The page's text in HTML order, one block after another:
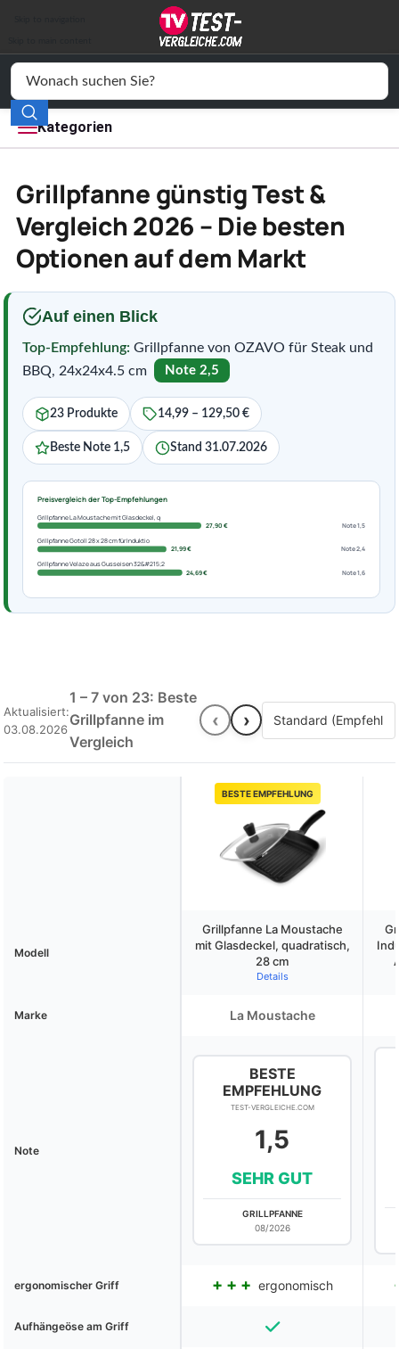
Kategorien
Elektronik
Freizeit
Wohnen
Service
Grillpfanne günstig Test &
Vergleich 2026 – Die besten
Optionen auf dem Markt
Auf einen Blick
Top-Empfehlung: Grillpfanne von OZAVO für Steak und
BBQ, 24x24x4.5 cm
Note 2,5
23 Produkte 14,99 – 129,50 €
Beste Note 1,5 Stand 31.07.2026
Preisvergleich der Top-Empfehlungen
Grillpfanne La Moustache mit Glasdeckel, q
27,90 €
Note 1,5
Grillpfanne Gotoll 28 x 28 cm für Induktio
21,99 €
Note 2,4
Grillpfanne Velaze aus Gusseisen 32&#215;2
24,69 €
Note 1,6
Aktualisiert:
03.08.2026
1 – 7 von 23: Beste
Grillpfanne im
Vergleich
‹ ›
BESTE EMPFEHLUNG
Modell
Grillpfanne La Moustache
mit Glasdeckel, quadratisch,
28 cm
Details
Marke La Moustache
Note
BESTE
EMPFEHLUNG
TEST-VERGLEICHE.COM
1,5
SEHR GUT
GRILLPFANNE
08/2026
ergonomischer Griff ergonomisch
Aufhängeöse am Griff